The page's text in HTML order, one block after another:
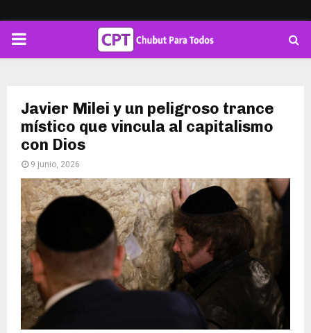
PRIMARY
Javier Milei y un peligroso trance
místico que vincula al capitalismo
con Dios
9 junio, 2026